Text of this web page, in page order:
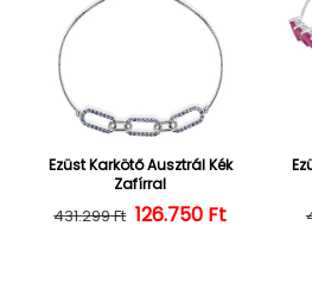
Ezüst Karkötő Ausztrál Kék
Zafírral
Normál ár
431.299 Ft Kedvezményes ár
126.750 Ft